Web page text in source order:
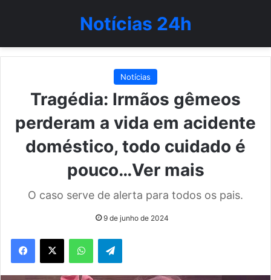
Notícias 24h
Notícias
Tragédia: Irmãos gêmeos
perderam a vida em acidente
doméstico, todo cuidado é
pouco…Ver mais
O caso serve de alerta para todos os pais.
9 de junho de 2024
WhatsAppTelegram